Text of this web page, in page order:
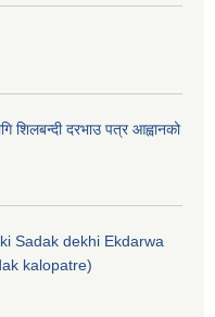
शिलबन्दी दरभाउ पत्र आह्वानको
Sadak dekhi Ekdarwa
kalopatre)